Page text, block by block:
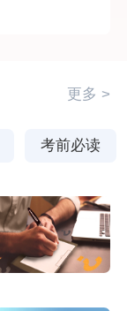
更多 >
考前必读